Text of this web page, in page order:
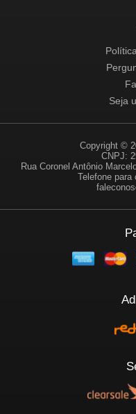
Seja
Copyright ©
CNPJ:
Rua Coronel Antônio
Telefone para